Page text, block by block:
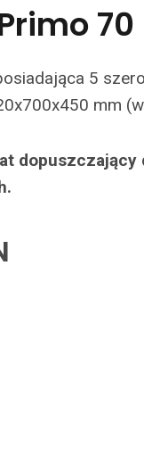
70
5
mm
dopuszczający